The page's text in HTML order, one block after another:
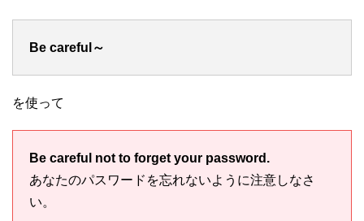
Be careful～
を使って
Be careful not to forget your password.
あなたのパスワードを忘れないように注意しなさ
い。